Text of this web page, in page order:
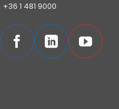
+36 1 481 9000